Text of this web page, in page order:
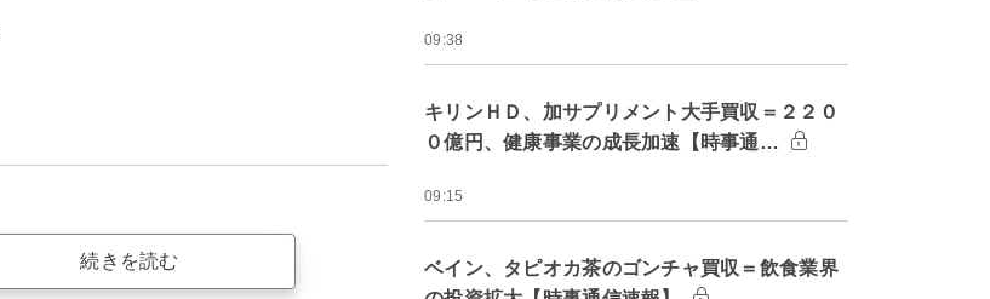
続きを読む
09:38
キリンＨＤ、加サプリメント大手買収＝２２０
０億円、健康事業の成長加速【時事通…
09:15
ベイン、タピオカ茶のゴンチャ買収＝飲食業界